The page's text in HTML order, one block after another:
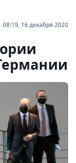
08:19, 16 декабря 2020